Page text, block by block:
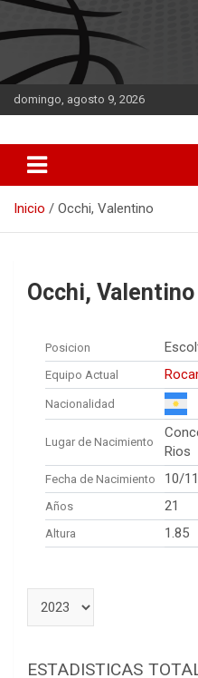
Saltar
al
contenido
domingo, agosto 9, 2026
DATA Basquet
Inicio Occhi, Valentino
Occhi, Valentino
Posicion
Equipo Actual
Nacionalidad
Lugar de Nacimiento
Rios
Fecha de Nacimiento 10/
Años 21
Altura 1.85
ESTADISTICAS